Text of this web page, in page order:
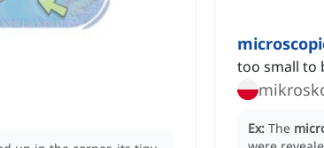
too small to
Ex: The